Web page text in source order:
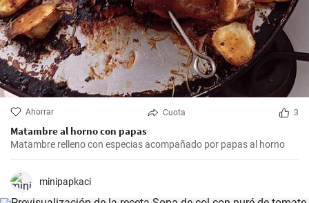
Ahorrar Cuota 3
Matambre al horno con papas
Matambre relleno con especias acompañado por papas al horno
minipapkaci